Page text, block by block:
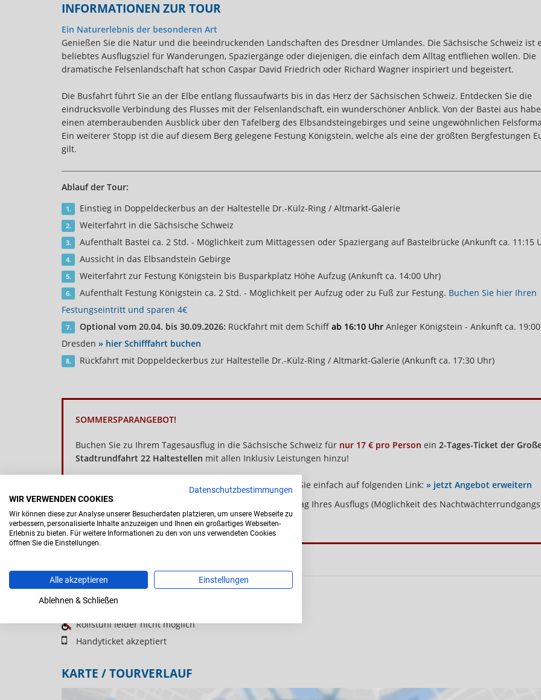
INFORMATIONEN ZUR TOUR
Ein Naturerlebnis der besonderen Art
Genießen Sie die Natur und die beeindruckenden Landschaften des Dresdner Umlandes. Die Sächsische Schweiz ist
beliebtes Ausflugsziel für Wanderungen, Spaziergänge oder diejenigen, die einfach dem Alltag entfliehen wollen. Die
dramatische Felsenlandschaft hat schon Caspar David Friedrich oder Richard Wagner inspiriert und begeistert.
Die Busfahrt führt Sie an der Elbe entlang flussaufwärts bis in das Herz der Sächsischen Schweiz. Entdecken Sie die
eindrucksvolle Verbindung des Flusses mit der Felsenlandschaft, ein wunderschöner Anblick. Von der Bastei aus
einen atemberaubenden Ausblick über den Tafelberg des Elbsandsteingebirges und seine ungewöhnlichen
Ein weiterer Stopp ist die auf diesem Berg gelegene Festung Königstein, welche als eine der größten Bergfestungen
gilt.
Ablauf der Tour:
1. Einstieg in Doppeldeckerbus an der Haltestelle Dr.-Külz-Ring / Altmarkt-Galerie
2. Weiterfahrt in die Sächsische Schweiz
3. Aufenthalt Bastei ca. 2 Std. - Möglichkeit zum Mittagessen oder Spaziergang auf Basteibrücke (Ankunft ca. 11:15
4. Aussicht in das Elbsandstein Gebirge
5. Weiterfahrt zur Festung Königstein bis Busparkplatz Höhe Aufzug (Ankunft ca. 14:00 Uhr)
6. Aufenthalt Festung Königstein ca. 2 Std. - Möglichkeit per Aufzug oder zu Fuß zur Festung. Buchen Sie hier Ihren
Festungseintritt und sparen 4€
7. Optional vom 20.04. bis 30.09.2026: Rückfahrt mit dem Schiffab 16:10 Uhr Anleger Königstein - Ankunft ca.
Dresden » hier Schifffahrt buchen
8. Rückfahrt mit Doppeldeckerbus zur Haltestelle Dr.-Külz-Ring / Altmarkt-Galerie (Ankunft ca. 17:30 Uhr)
SOMMERSPARANGEBOT!
Buchen Sie zu Ihrem Tagesausflug in die Sächsische Schweiz für nur 17 € pro Person ein 2-Tages-Ticket der
Stadtrundfahrt 22 Haltestellen mit allen Inklusiv Leistungen hinzu!
Um beide Touren zum Vorteilspreis zu buchen, klicken Sie einfach auf folgenden Link: » jetzt Angebot erweitern
Das erworbene Stadtrundfahrtticket ist gültig für den Tag Ihres Ausflugs (Möglichkeit des
und den Folgetag!
Mitnahme von Hunden möglich
Mitnahme von Kinderwagen möglich
Rollstuhl leider nicht möglich
Handyticket akzeptiert
KARTE / TOURVERLAUF
Datenschutzbestimmungen
WIR VERWENDEN COOKIES
Wir können diese zur Analyse unserer Besucherdaten platzieren, um unsere Webseite zu
verbessern, personalisierte Inhalte anzuzeigen und Ihnen ein großartiges Webseiten-
Erlebnis zu bieten. Für weitere Informationen zu den von uns verwendeten Cookies
öffnen Sie die Einstellungen.
Alle akzeptieren Einstellungen
Ablehnen & Schließen